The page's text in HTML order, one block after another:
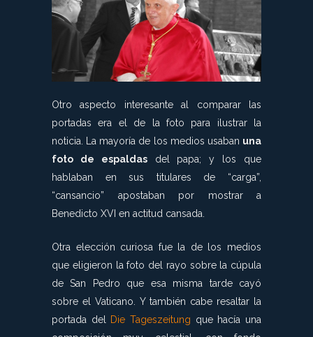
Otro aspecto interesante al comparar las
portadas era el de la foto para ilustrar la
noticia. La mayoría de los medios usaban una
foto de espaldasdel papa; y los que
hablaban en sus titulares de “carga”,
“cansancio” apostaban por mostrar a
Benedicto XVI en actitud cansada.
Otra elección curiosa fue la de los medios
que eligieron la foto del rayo sobre la cúpula
de San Pedro que esa misma tarde cayó
sobre el Vaticano. Y también cabe resaltar la
portada del Die Tageszeitung que hacía una